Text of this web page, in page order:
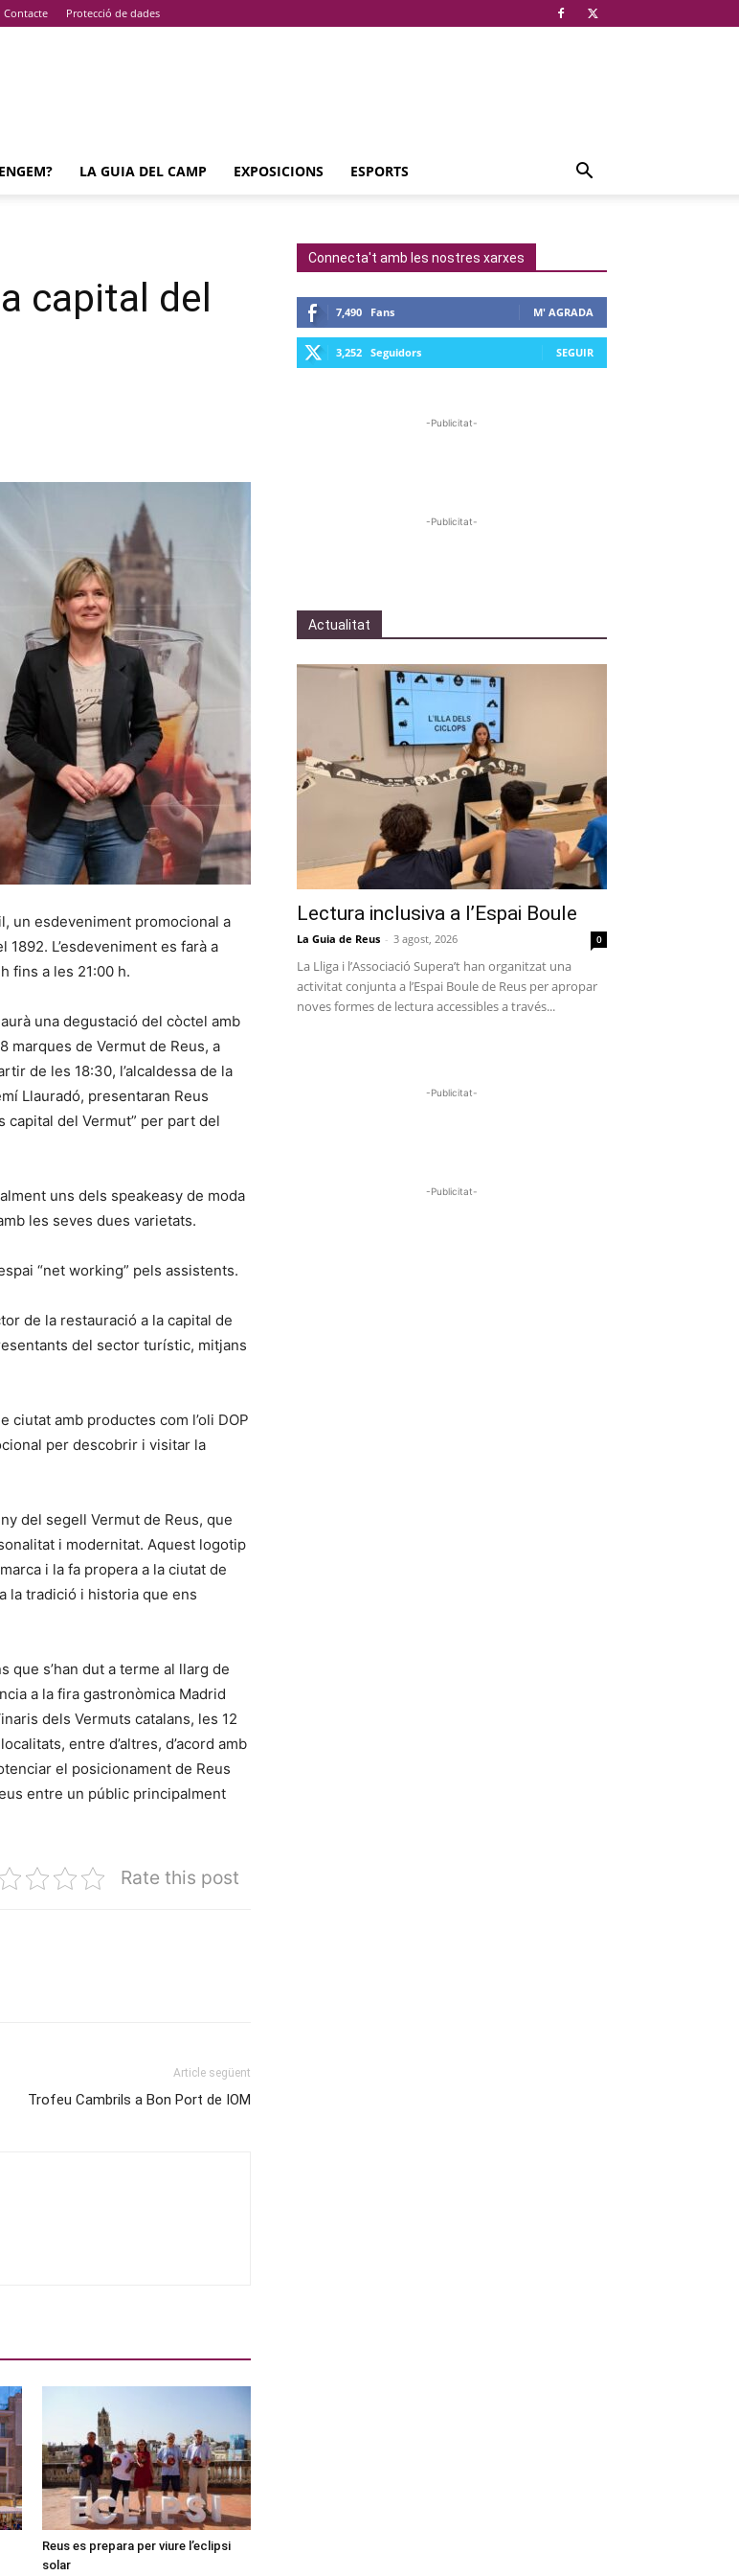
Contacte Protecció de dades
LA GUIA DEL CAMP EXPOSICIONS ESPORTS
capital del
un esdeveniment promocional a
L’esdeveniment es farà a
fins a les 21:00 h.
una degustació del còctel amb
marques de Vermut de Reus, a
de les 18:30, l’alcaldessa de la
Llauradó, presentaran Reus
capital del Vermut” per part del
uns dels speakeasy de moda
les seves dues varietats.
“net working” pels assistents.
de la restauració a la capital de
del sector turístic, mitjans
ciutat amb productes com l’oli DOP
per descobrir i visitar la
del segell Vermut de Reus, que
i modernitat. Aquest logotip
i la fa propera a la ciutat de
la tradició i historia que ens
que s’han dut a terme al llarg de
a la fira gastronòmica Madrid
dels Vermuts catalans, les 12
entre d’altres, d’acord amb
el posicionament de Reus
entre un públic principalment
Rate this post
Article següent
Trofeu Cambrils a Bon Port de IOM
Reus es prepara per viure l’eclipsi
solar
Connecta't amb les nostres xarxes
7,490 Fans M' AGRADA
3,252 Seguidors SEGUIR
-Publicitat-
-Publicitat-
Actualitat
Lectura inclusiva a l’Espai Boule
La Guia de Reus - 3 agost, 2026 0
La Lliga i l’Associació Supera’t han organitzat una
activitat conjunta a l’Espai Boule de Reus per apropar
noves formes de lectura accessibles a través...
-Publicitat-
-Publicitat-